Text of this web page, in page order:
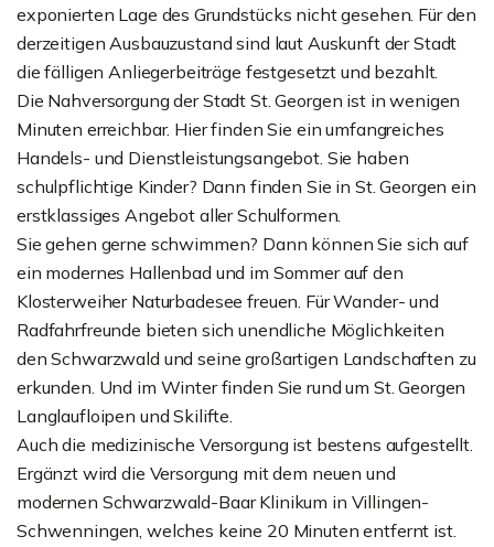
exponierten Lage des Grundstücks nicht gesehen. Für den
derzeitigen Ausbauzustand sind laut Auskunft der Stadt
die fälligen Anliegerbeiträge festgesetzt und bezahlt.
Die Nahversorgung der Stadt St. Georgen ist in wenigen
Minuten erreichbar. Hier finden Sie ein umfangreiches
Handels- und Dienstleistungsangebot. Sie haben
schulpflichtige Kinder? Dann finden Sie in St. Georgen ein
erstklassiges Angebot aller Schulformen.
Sie gehen gerne schwimmen? Dann können Sie sich auf
ein modernes Hallenbad und im Sommer auf den
Klosterweiher Naturbadesee freuen. Für Wander- und
Radfahrfreunde bieten sich unendliche Möglichkeiten
den Schwarzwald und seine großartigen Landschaften zu
erkunden. Und im Winter finden Sie rund um St. Georgen
Langlaufloipen und Skilifte.
Auch die medizinische Versorgung ist bestens aufgestellt.
Ergänzt wird die Versorgung mit dem neuen und
modernen Schwarzwald-Baar Klinikum in Villingen-
Schwenningen, welches keine 20 Minuten entfernt ist.